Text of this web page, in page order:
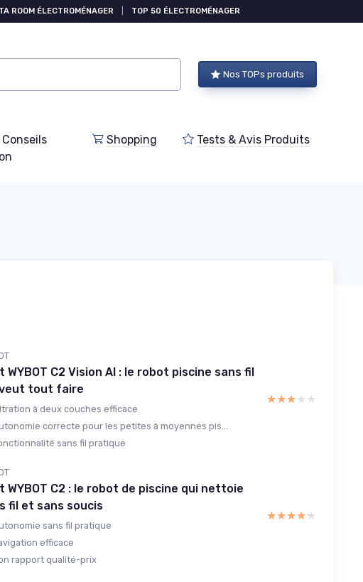
ROOM ÉLECTROMÉNAGER TOP 50 ÉLECTROMÉNAGER
Nos TOPs produits
Shopping Tests & Avis Produits
WYBOT C2 Vision AI : le robot piscine sans fil
tout faire
à deux couches efficace
correcte pour les petites à moyennes pis...
sans fil pratique
★★★★★
★★★★★
WYBOT C2 : le robot de piscine qui nettoie
fil et sans soucis
sans fil pratique
efficace
rapport qualité-prix
★★★★★
★★★★★